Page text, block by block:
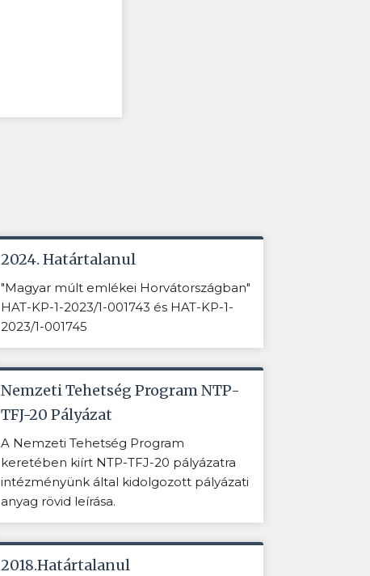
2024. Határtalanul
"Magyar múlt emlékei Horvátországban"
HAT-KP-1-2023/1-001743 és HAT-KP-1-
2023/1-001745
Nemzeti Tehetség Program NTP-
TFJ-20 Pályázat
A Nemzeti Tehetség Program
keretében kiírt NTP-TFJ-20 pályázatra
intézményünk által kidolgozott pályázati
anyag rövid leírása.
2018.Határtalanul